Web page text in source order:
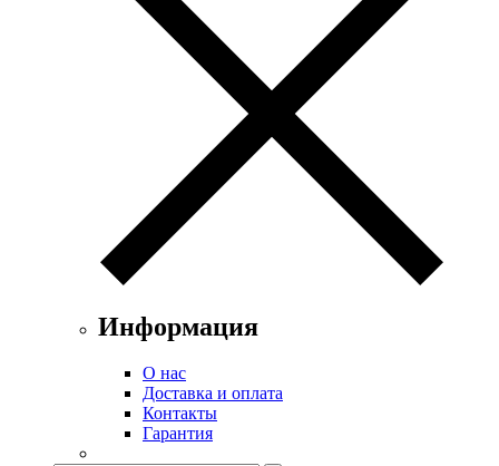
Информация
О нас
Доставка и оплата
Контакты
Гарантия